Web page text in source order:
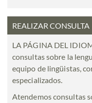
REALIZAR CONSULTA
LA PÁGINA DEL
consultas sobre la
equipo de lingüistas,
especializados.
Atendemos consultas